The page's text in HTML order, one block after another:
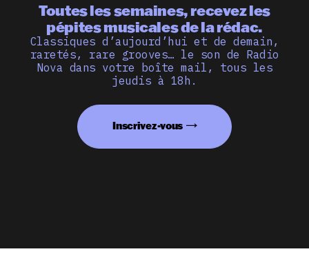
Toutes les semaines, recevez les
pépites musicales de la rédac.
Classiques d’aujourd’hui et de demain,
raretés, rare grooves… le son de Radio
Nova dans votre boîte mail, tous les
jeudis à 18h.
Inscrivez-vous